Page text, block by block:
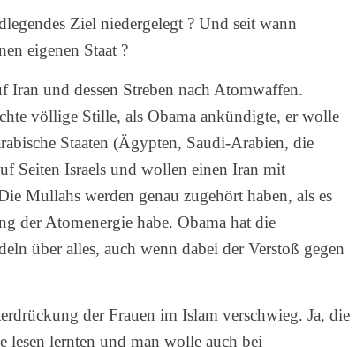
Ziel niedergelegt ? Und seit wann
eigenen Staat ?
und dessen Streben nach Atomwaffen.
völlige Stille, als Obama ankündigte, er wolle
Staaten (Ägypten, Saudi-Arabien, die
Seiten Israels und wollen einen Iran mit
Mullahs werden genau zugehört haben, als es
der Atomenergie habe. Obama hat die
über alles, auch wenn dabei der Verstoß gegen
der Frauen im Islam verschwieg. Ja, die
lesen lernten und man wolle auch bei